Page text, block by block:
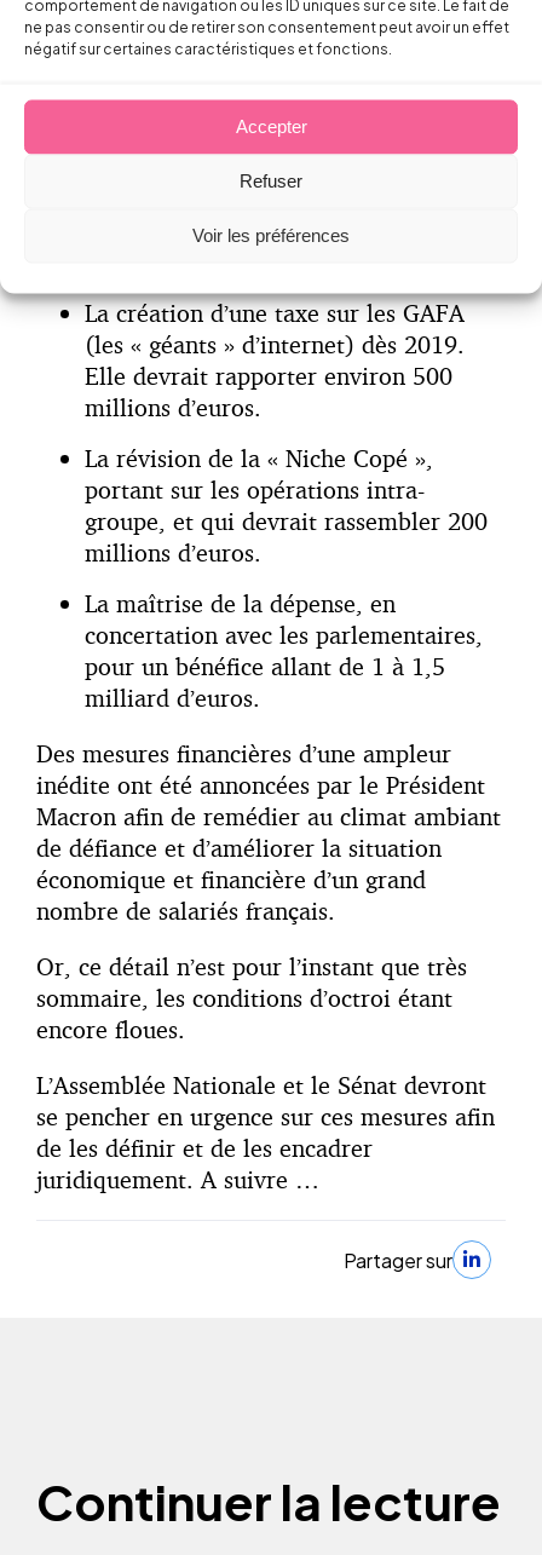
comportement de navigation ou les ID uniques sur ce site. Le fait de
ne pas consentir ou de retirer son consentement peut avoir un effet
négatif sur certaines caractéristiques et fonctions.
Accepter
Refuser
Voir les préférences
31% en 2019 mais uniquement sur les
sociétés totalisant moins de 250
par an. Au départ, cette baisse de 2%
devait bénéficier à toutes les sociétés
mais serait repoussée d’un an pour les
permettre de récolter 1,8 milliard
La création d’une taxe sur les GAFA
(les « géants » d’internet) dès 2019.
Elle devrait rapporter environ 500
millions d’euros.
La révision de la « Niche Copé »,
portant sur les opérations intra-
groupe, et qui devrait rassembler 200
millions d’euros.
La maîtrise de la dépense, en
concertation avec les parlementaires,
pour un bénéfice allant de 1 à 1,5
milliard d’euros.
Des mesures financières d’une ampleur
inédite ont été annoncées par le Président
Macron afin de remédier au climat ambiant
de défiance et d’améliorer la situation
économique et financière d’un grand
nombre de salariés français.
Or, ce détail n’est pour l’instant que très
sommaire, les conditions d’octroi étant
encore floues.
L’Assemblée Nationale et le Sénat devront
se pencher en urgence sur ces mesures afin
de les définir et de les encadrer
juridiquement. A suivre …
Partager sur
Continuer la lecture